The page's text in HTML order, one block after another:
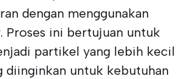
dengan menggunakan
Proses ini bertujuan untuk
partikel yang lebih kecil
diinginkan untuk kebutuhan